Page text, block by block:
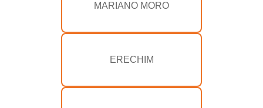
MARIANO MORO
ERECHIM